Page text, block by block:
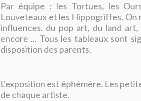
Par équipe : les Tortues, les
Louveteaux et les Hippogriffes.
influences. du pop art, du land
encore ... Tous les tableaux sont
disposition des parents.
L'exposition est éphémère. Les
de chaque artiste.